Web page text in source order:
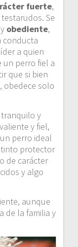
fuerte,
Se
obediente,
conducta
a quien
un perro fiel a
que si bien
obedece solo
y
y fiel,
perro ideal
protector
de carácter
y algo
aunque
de la familia y